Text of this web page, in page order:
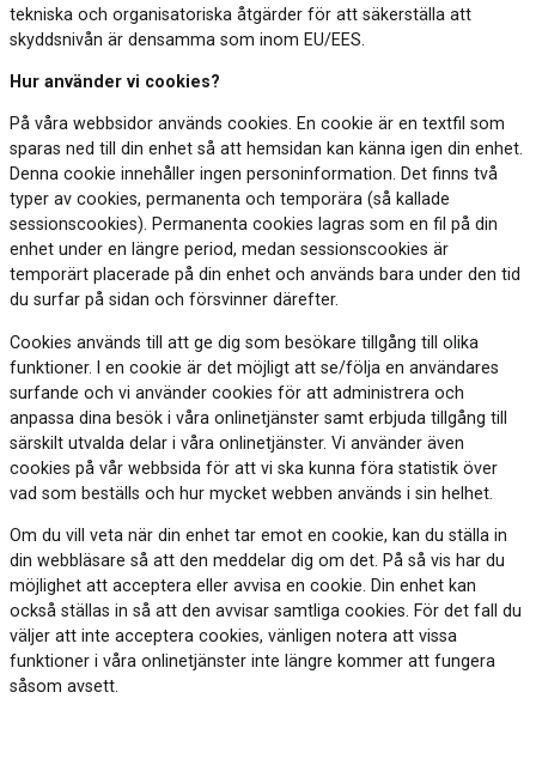
tekniska och organisatoriska åtgärder för att säkerställa att
skyddsnivån är densamma som inom EU/EES.
Hur använder vi cookies?
På våra webbsidor används cookies. En cookie är en textfil som
sparas ned till din enhet så att hemsidan kan känna igen din enhet.
Denna cookie innehåller ingen personinformation. Det finns två
typer av cookies, permanenta och temporära (så kallade
sessionscookies). Permanenta cookies lagras som en fil på din
enhet under en längre period, medan sessionscookies är
temporärt placerade på din enhet och används bara under den tid
du surfar på sidan och försvinner därefter.
Cookies används till att ge dig som besökare tillgång till olika
funktioner. I en cookie är det möjligt att se/följa en användares
surfande och vi använder cookies för att administrera och
anpassa dina besök i våra onlinetjänster samt erbjuda tillgång till
särskilt utvalda delar i våra onlinetjänster. Vi använder även
cookies på vår webbsida för att vi ska kunna föra statistik över
vad som beställs och hur mycket webben används i sin helhet.
Om du vill veta när din enhet tar emot en cookie, kan du ställa in
din webbläsare så att den meddelar dig om det. På så vis har du
möjlighet att acceptera eller avvisa en cookie. Din enhet kan
också ställas in så att den avvisar samtliga cookies. För det fall du
väljer att inte acceptera cookies, vänligen notera att vissa
funktioner i våra onlinetjänster inte längre kommer att fungera
såsom avsett.